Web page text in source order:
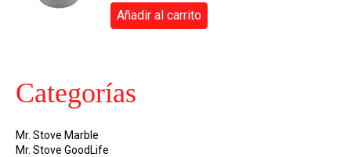
Valorado
con5.00de
5
Añadir al carrito
Categorías
Mr. Stove Marble
Mr. Stove GoodLife